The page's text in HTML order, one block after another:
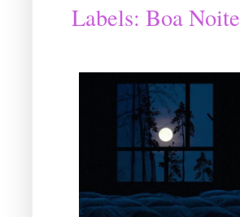
Labels: Boa Noite